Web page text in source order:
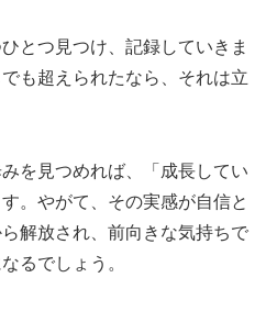
とつ見つけ、記録していきま
も超えられたなら、それは立
を見つめれば、「成長してい
。やがて、その実感が自信と
解放され、前向きな気持ちで
るでしょう。